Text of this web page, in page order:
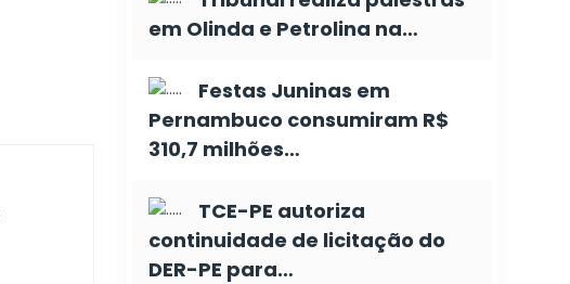
em Olinda e Petrolina na…
Festas Juninas em
Pernambuco consumiram R$
310,7 milhões…
TCE-PE autoriza
continuidade de licitação do
DER-PE para…